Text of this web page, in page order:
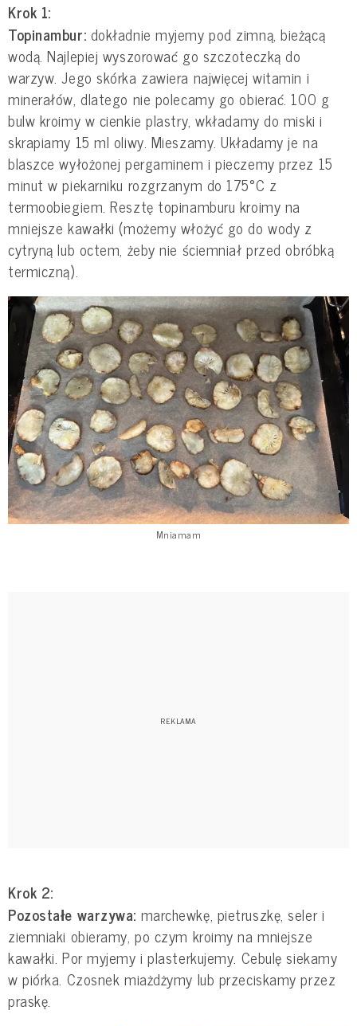
Krok 1:
Topinambur: dokładnie myjemy pod zimną, bieżącą
wodą. Najlepiej wyszorować go szczoteczką do
warzyw. Jego skórka zawiera najwięcej witamin i
minerałów, dlatego nie polecamy go obierać. 100 g
bulw kroimy w cienkie plastry, wkładamy do miski i
skrapiamy 15 ml oliwy. Mieszamy. Układamy je na
blaszce wyłożonej pergaminem i pieczemy przez 15
minut w piekarniku rozgrzanym do 175°C z
termoobiegiem. Resztę topinamburu kroimy na
mniejsze kawałki (możemy włożyć go do wody z
cytryną lub octem, żeby nie ściemniał przed obróbką
termiczną).
Mniamam
Krok 2:
Pozostałe warzywa: marchewkę, pietruszkę, seler i
ziemniaki obieramy, po czym kroimy na mniejsze
kawałki. Por myjemy i plasterkujemy. Cebulę siekamy
w piórka. Czosnek miażdżymy lub przeciskamy przez
praskę.